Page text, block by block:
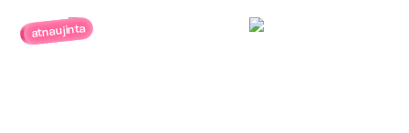
atnaujinta